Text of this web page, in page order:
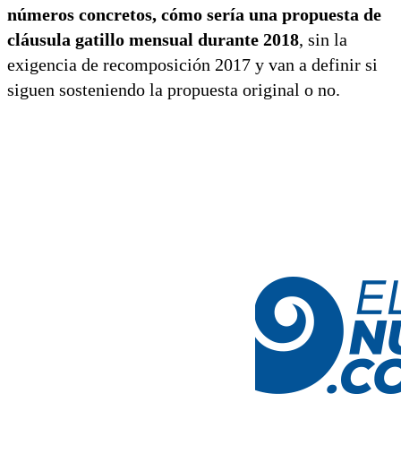
números concretos, cómo sería una propuesta de
cláusula gatillo mensual durante 2018, sin la
exigencia de recomposición 2017 y van a definir si
siguen sosteniendo la propuesta original o no.